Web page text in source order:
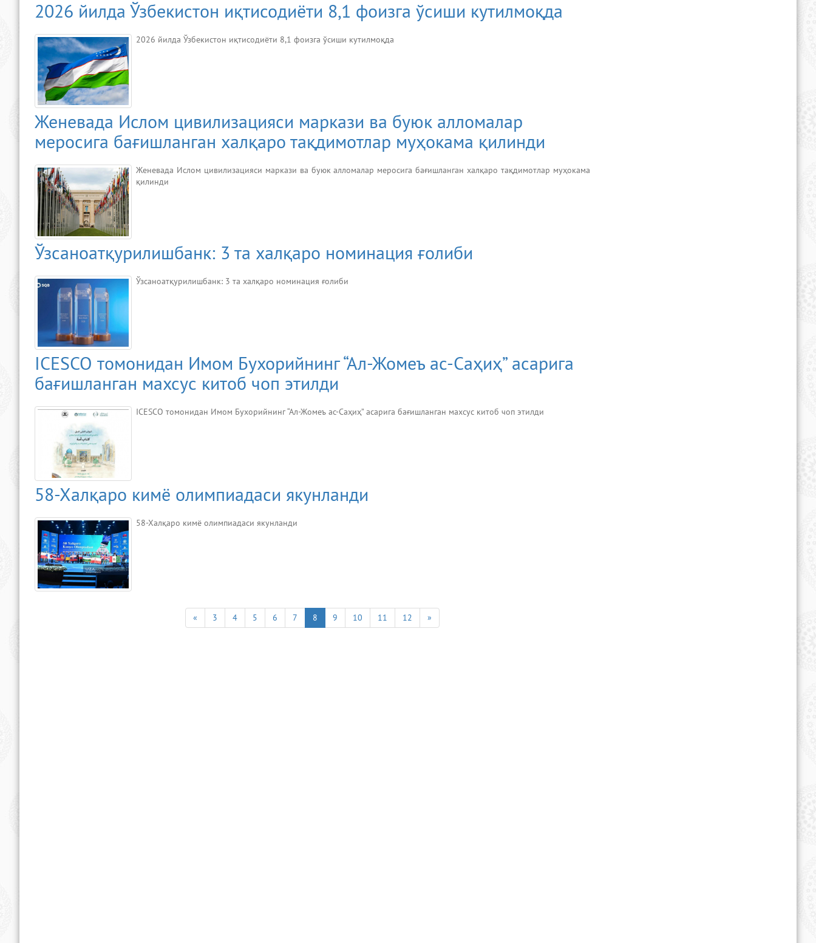
2026 йилда Ўзбекистон иқтисодиёти 8,1 фоизга ўсиши кутилмоқда
2026 йилда Ўзбекистон иқтисодиёти 8,1 фоизга ўсиши кутилмоқда
Женевада Ислом цивилизацияси маркази ва буюк алломалар
меросига бағишланган халқаро тақдимотлар муҳокама қилинди
Женевада Ислом цивилизацияси маркази ва буюк алломалар меросига бағишланган халқаро тақдимотлар муҳокама
қилинди
Ўзсаноатқурилишбанк: 3 та халқаро номинация ғолиби
Ўзсаноатқурилишбанк: 3 та халқаро номинация ғолиби
ICESCO томонидан Имом Бухорийнинг “Ал-Жомеъ ас-Саҳиҳ” асарига
бағишланган махсус китоб чоп этилди
ICESCO томонидан Имом Бухорийнинг “Ал-Жомеъ ас-Саҳиҳ” асарига бағишланган махсус китоб чоп этилди
58-Халқаро кимё олимпиадаси якунланди
58-Халқаро кимё олимпиадаси якунланди
« 3 4 5 6 7 8 9 10 11 12 »